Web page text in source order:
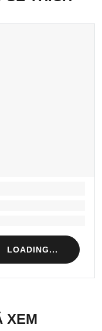
LOADING...
XEM